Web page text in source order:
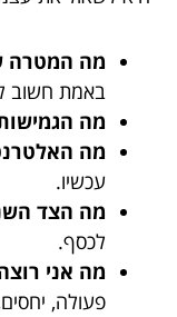
מה המטרה
באמת חשוב
מה
מה
עכשיו.
מה הצד
לכסף.
מה אני
פעולה,